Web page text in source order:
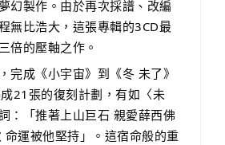
幻製作。由於再次採譜、改編
無比浩大，這張專輯的3CD最
倍的壓軸之作。
完成《小宇宙》到《冬 未了》
21張的復刻計劃，有如〈未
：「推著上山巨石 親愛薛西佛
命運被他堅持」。這宿命般的重